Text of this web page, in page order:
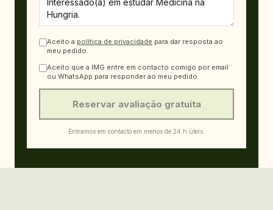
Aceito a política de privacidade para dar resposta ao
meu pedido.
Aceito que a IMG entre em contacto comigo por email
ou WhatsApp para responder ao meu pedido.
Reservar avaliação gratuita
Entramos em contacto em menos de 24 h úteis.